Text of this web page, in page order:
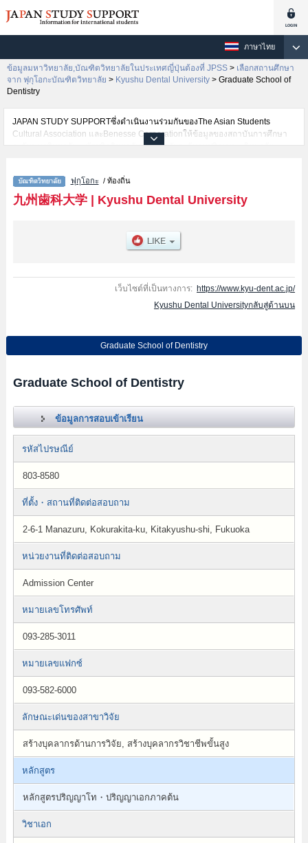
ภาษาไทย
ข้อมูลมหาวิทยาลัย,บัณฑิตวิทยาลัยในประเทศญี่ปุ่นต้องที่ JPSS > เลือกสถานศึกษา
จาก ฟุกุโอกะบัณฑิตวิทยาลัย > Kyushu Dental University > Graduate School of
Dentistry
JAPAN STUDY SUPPORTซึ่งดำเนินงานร่วมกันของThe Asian Students
Cultural Association และBenesse Corporationให้ข้อมูลของสถาบันการศึกษา
ระดับมหาวิทยาลัย・บัณฑิตวิทยาลัย・วิทยาลัยระดับอนุปริญญา・วิทยาลัย
นักศึกษาต่างชาติเช่นGraduate School of Dentistry เป็นต้น,ข้อมูลของแต่ละ
สาขาวิจัย,ข้อมูลการสอบคัดเลือกเข้าศึกษาเช่นจำนวนคนที่รับสมัครหรือจำนวน
คนที่ผ่านการสอบคัดเลือกเป็นต้น,แนะนำสถานที่,การเดินทางเป็นต้นไว้ด้วยดังนั้น
ฟุกุโอกะ / ท้องถิ่น
九州歯科大学| Kyushu Dental University
เว็บไซต์ที่เป็นทางการ: https://www.kyu-dent.ac.jp/
Kyushu Dental Universityกลับสู่ด้านบน
Graduate School of Dentistry
Graduate School of Dentistry
ข้อมูลการสอบเข้าเรียน
รหัสไปรษณีย์
803-8580
ที่ตั้ง・สถานที่ติดต่อสอบถาม
2-6-1 Manazuru, Kokurakita-ku, Kitakyushu-shi, Fukuoka
หน่วยงานที่ติดต่อสอบถาม
Admission Center
หมายเลขโทรศัพท์
093-285-3011
หมายเลขแฟกซ์
093-582-6000
ลักษณะเด่นของสาขาวิจัย
สร้างบุคลากรด้านการวิจัย, สร้างบุคลากรวิชาชีพขั้นสูง
หลักสูตร
หลักสูตรปริญญาโท・ปริญญาเอกภาคต้น
วิชาเอก